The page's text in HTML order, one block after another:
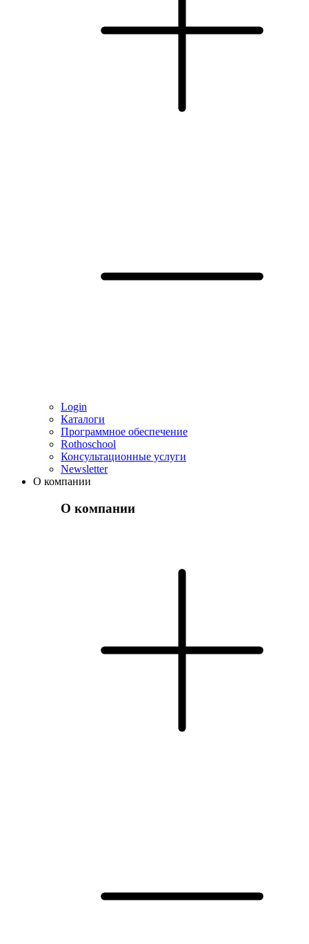
Login
Каталоги
Программное обеспечение
Rothoschool
Консультационные услуги
Newsletter
О компании
О компании